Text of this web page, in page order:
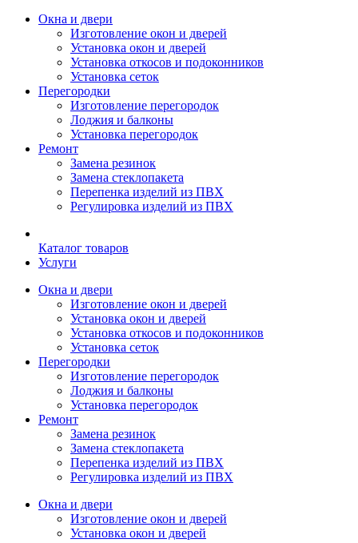
Окна и двери
Изготовление окон и дверей
Установка окон и дверей
Установка откосов и подоконников
Установка сеток
Перегородки
Изготовление перегородок
Лоджия и балконы
Установка перегородок
Ремонт
Замена резинок
Замена стеклопакета
Перепенка изделий из ПВХ
Регулировка изделий из ПВХ
Каталог товаров
Услуги
Окна и двери
Изготовление окон и дверей
Установка окон и дверей
Установка откосов и подоконников
Установка сеток
Перегородки
Изготовление перегородок
Лоджия и балконы
Установка перегородок
Ремонт
Замена резинок
Замена стеклопакета
Перепенка изделий из ПВХ
Регулировка изделий из ПВХ
Окна и двери
Изготовление окон и дверей
Установка окон и дверей